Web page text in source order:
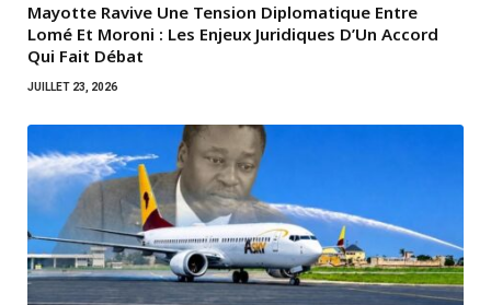
Mayotte Ravive Une Tension Diplomatique Entre
Lomé Et Moroni : Les Enjeux Juridiques D’Un Accord
Qui Fait Débat
JUILLET 23, 2026